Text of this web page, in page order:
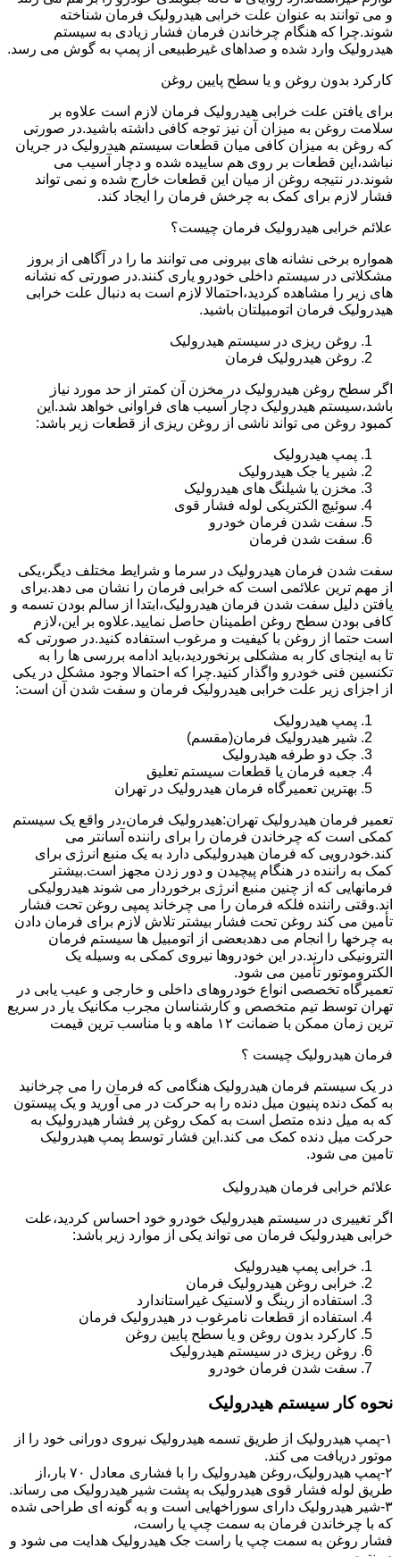
و می توانند به عنوان علت خرابی هیدرولیک فرمان شناخته
شوند.چرا که هنگام چرخاندن فرمان فشار زیادی به سیستم
هیدرولیک وارد شده و صداهای غیرطبیعی از پمپ به گوش می رسد.
کارکرد بدون روغن و یا سطح پایین روغن
برای یافتن علت خرابی هیدرولیک فرمان لازم است علاوه بر
سلامت روغن به میزان آن نیز توجه کافی داشته باشید.در صورتی
که روغن به میزان کافی میان قطعات سیستم هیدرولیک در جریان
نباشد،این قطعات بر روی هم ساییده شده و دچار آسیب می
شوند.در نتیجه روغن از میان این قطعات خارج شده و نمی تواند
فشار لازم برای کمک به چرخش فرمان را ایجاد کند.
علائم خرابی هیدرولیک فرمان چیست؟
همواره برخی نشانه های بیرونی می توانند ما را در آگاهی از بروز
مشکلاتی در سیستم داخلی خودرو یاری کنند.در صورتی که نشانه
های زیر را مشاهده کردید،احتمالا لازم است به دنبال علت خرابی
هیدرولیک فرمان اتومبیلتان باشید.
روغن ریزی در سیستم هیدرولیک
روغن هیدرولیک فرمان
اگر سطح روغن هیدرولیک در مخزن آن کمتر از حد مورد نیاز
باشد،سیستم هیدرولیک دچار آسیب های فراوانی خواهد شد.این
کمبود روغن می تواند ناشی از روغن ریزی از قطعات زیر باشد:
پمپ هیدرولیک
شیر یا جک هیدرولیک
مخزن یا شیلنگ های هیدرولیک
سوئیچ الکتریکی لوله فشار قوی
سفت شدن فرمان خودرو
سفت شدن فرمان
سفت شدن فرمان هیدرولیک در سرما و شرایط مختلف دیگر،یکی
از مهم ترین علائمی است که خرابی فرمان را نشان می دهد.برای
یافتن دلیل سفت شدن فرمان هیدرولیک،ابتدا از سالم بودن تسمه و
کافی بودن سطح روغن اطمینان حاصل نمایید.علاوه بر این،لازم
است حتما از روغن با کیفیت و مرغوب استفاده کنید.در صورتی که
تا به اینجای کار به مشکلی برنخوردید،باید ادامه بررسی ها را به
تکنسین فنی خودرو واگذار کنید.چرا که احتمالا وجود مشکل در یکی
از اجزای زیر علت خرابی هیدرولیک فرمان و سفت شدن آن است:
پمپ هیدرولیک
شیر هیدرولیک فرمان(مقسم)
جک دو طرفه هیدرولیک
جعبه فرمان یا قطعات سیستم تعلیق
بهترین تعمیرگاه فرمان هیدرولیک در تهران
تعمیر فرمان هیدرولیک تهران:هیدرولیک فرمان،در واقع یک سیستم
کمکی است که چرخاندن فرمان را برای راننده آسانتر می
کند.خودرویی که فرمان هیدرولیکی دارد به یک منبع انرژی برای
کمک به راننده در هنگام پیچیدن و دور زدن مجهز است.بیشتر
فرمانهایی که از چنین منبع انرژی برخوردار می شوند هیدرولیکی
اند.وقتی راننده فلکه فرمان را می چرخاند پمپی روغن تحت فشار
تأمین می کند روغن تحت فشار بیشتر تلاش لازم برای فرمان دادن
به چرخها را انجام می دهدبعضی از اتومبیل ها سیستم فرمان
الترونیکی دارند.در این خودروها نیروی کمکی به وسیله یک
الکتروموتور تأمین می شود.
تعمیرگاه تخصصی انواع خودروهای داخلی و خارجی و عیب یابی در
تهران توسط تیم متخصص و کارشناسان مجرب مکانیک یار در سریع
ترین زمان ممکن با ضمانت ۱۲ ماهه و با مناسب ترین قیمت
فرمان هیدرولیک چیست ؟
در یک سیستم فرمان هیدرولیک هنگامی که فرمان را می چرخانید
به کمک دنده پنیون میل دنده را به حرکت در می آورید و یک پیستون
که به میل دنده متصل است به کمک روغن پر فشار هیدرولیک به
حرکت میل دنده کمک می کند.این فشار توسط پمپ هیدرولیک
تامین می شود.
علائم خرابی فرمان هیدرولیک
اگر تغییری در سیستم هیدرولیک خودرو خود احساس کردید،علت
خرابی هیدرولیک فرمان می تواند یکی از موارد زیر باشد:
خرابی پمپ هیدرولیک
خرابی روغن هیدرولیک فرمان
استفاده از رینگ و لاستیک غیراستاندارد
استفاده از قطعات نامرغوب در هیدرولیک فرمان
کارکرد بدون روغن و یا سطح پایین روغن
روغن ریزی در سیستم هیدرولیک
سفت شدن فرمان خودرو
نحوه کار سیستم هیدرولیک
۱-پمپ هیدرولیک از طریق تسمه هیدرولیک نیروی دورانی خود را از
موتور دریافت می کند.
۲-پمپ هیدرولیک،روغن هیدرولیک را با فشاری معادل ۷۰ بار،از
طریق لوله فشار قوی هیدرولیک به پشت شیر هیدرولیک می رساند.
۳-شیر هیدرولیک دارای سوراخهایی است و به گونه ای طراحی شده
که با چرخاندن فرمان به سمت چپ یا راست،
فشار روغن به سمت چپ یا راست جک هیدرولیک هدایت می شود و